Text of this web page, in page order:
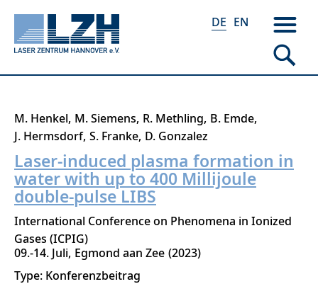
Direkt
zum
Inhalt
DE EN
M. Henkel M. Siemens R. Methling B. Emde
J. Hermsdorf S. Franke D. Gonzalez
Laser-induced plasma formation in
water with up to 400 Millijoule
double-pulse LIBS
International Conference on Phenomena in Ionized
Gases (ICPIG)
09.-14. Juli Egmond aan Zee 2023
Type: Konferenzbeitrag